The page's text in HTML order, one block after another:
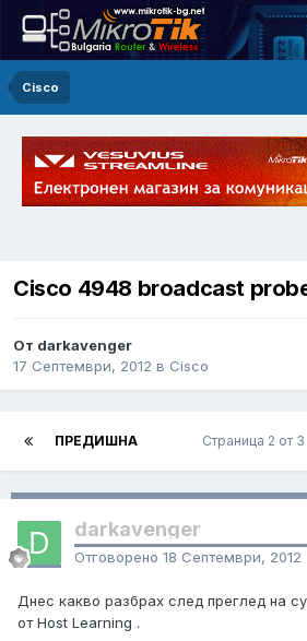
Cisco
Cisco 4948 broadcast
От darkavenger
17 Септември, 2012 в Cisco
ПРЕДИШНА Страница 2 от 3
darkavenger
Отговорено 18 Септември, 2012
Днес какво разбрах след преглед на
от Host Learning .